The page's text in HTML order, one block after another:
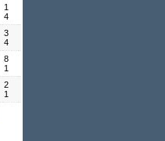
1
4
3
4
8
1
2
1